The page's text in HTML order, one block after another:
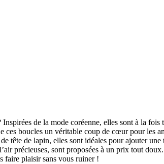
de la mode coréenne, elles sont à la fois
boucles un véritable coup de cœur pour les
tête de lapin, elles sont idéales pour ajouter
précieuses, sont proposées à un prix tout
faire plaisir sans vous ruiner !